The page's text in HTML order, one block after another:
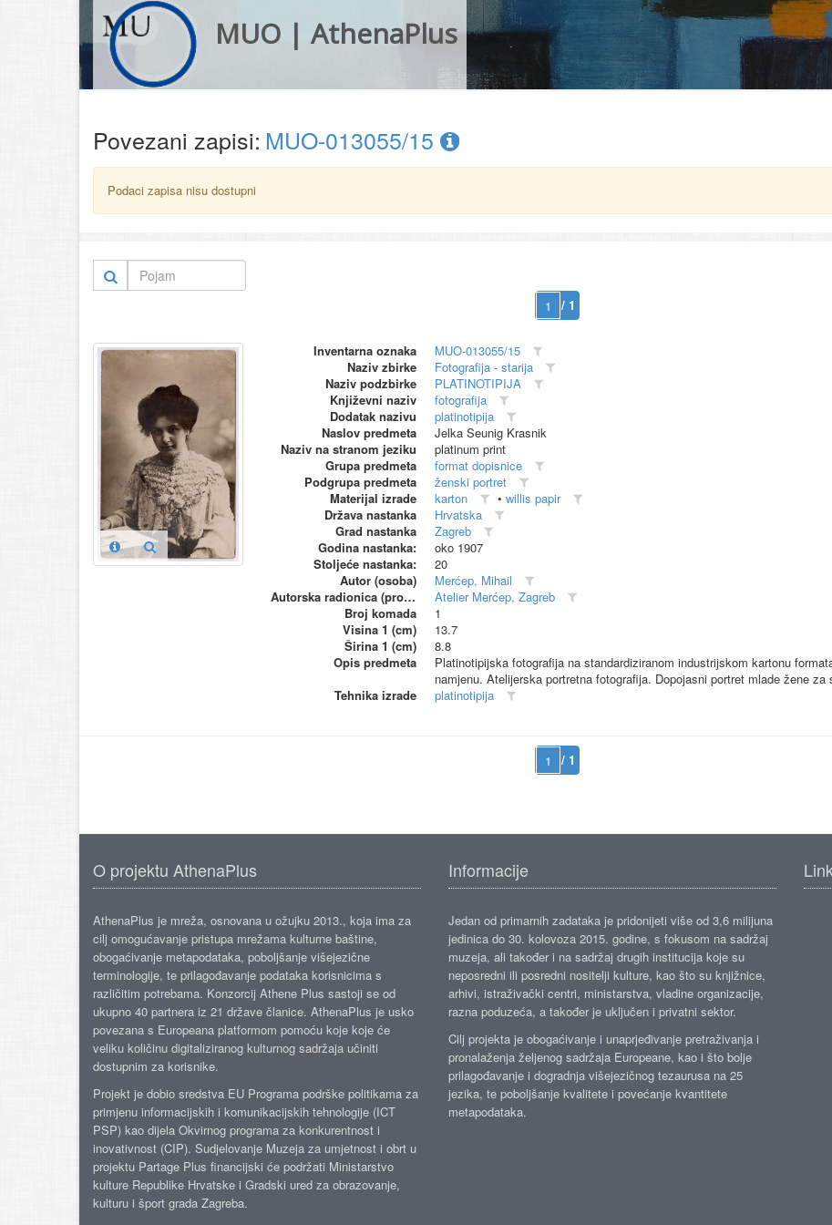
MUO | AthenaPlus
Povezani zapisi: MUO-013055/15
Podaci zapisa nisu dostupni
/ 1
Inventarna oznaka
MUO-013055/15
Naziv zbirke
Fotografija - starija
Naziv podzbirke
PLATINOTIPIJA
Književni naziv
fotografija
Dodatak nazivu
platinotipija
Naslov predmeta
Jelka Seunig Krasnik
Naziv na stranom jeziku
platinum print
Grupa predmeta
format dopisnice
Podgrupa predmeta
ženski portret
Materijal izrade
karton • willis papir
Država nastanka
Hrvatska
Grad nastanka
Zagreb
Godina nastanka:
oko 1907
Stoljeće nastanka:
20
Autor (osoba)
Merćep, Mihail
Autorska radionica (proizvođač)
Atelier Merćep, Zagreb
Broj komada
1
Visina 1 (cm)
13.7
Širina 1 (cm)
8.8
Opis predmeta
Platinotipijska fotografija na standardiziranom industrijskom kartonu
namjenu. Atelijerska portretna fotografija. Dopojasni portret mlade žene
Tehnika izrade
platinotipija
/ 1
O projektu AthenaPlus
AthenaPlus je mreža, osnovana u ožujku 2013., koja ima za
cilj omogućavanje pristupa mrežama kulturne baštine,
obogaćivanje metapodataka, poboljšanje višejezične
terminologije, te prilagođavanje podataka korisnicima s
različitim potrebama. Konzorcij Athene Plus sastoji se od
ukupno 40 partnera iz 21 države članice. AthenaPlus je usko
povezana s Europeana platformom pomoću koje koje će
veliku količinu digitaliziranog kulturnog sadržaja učiniti
dostupnim za korisnike.
Projekt je dobio sredstva EU Programa podrške politikama za
primjenu informacijskih i komunikacijskih tehnologije (ICT
PSP) kao dijela Okvirnog programa za konkurentnost i
inovativnost (CIP). Sudjelovanje Muzeja za umjetnost i obrt u
projektu Partage Plus financijski će podržati Ministarstvo
kulture Republike Hrvatske i Gradski ured za obrazovanje,
kulturu i šport grada Zagreba.
Informacije
Jedan od primarnih zadataka je pridonijeti više od 3,6 milijuna
jedinica do 30. kolovoza 2015. godine, s fokusom na sadržaj
muzeja, ali također i na sadržaj drugih institucija koje su
neposredni ili posredni nositelji kulture, kao što su knjižnice,
arhivi, istraživački centri, ministarstva, vladine organizacije,
razna poduzeća, a također je uključen i privatni sektor.
Cilj projekta je obogaćivanje i unaprjeđivanje pretraživanja i
pronalaženja željenog sadržaja Europeane, kao i što bolje
prilagođavanje i dogradnja višejezičnog tezaurusa na 25
jezika, te poboljšanje kvalitete i povećanje kvantitete
metapodataka.